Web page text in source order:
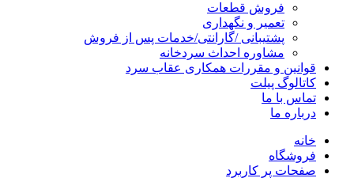
فروش قطعات
تعمیر و نگهداری
پشتیبانی /گارانتی/خدمات پس از فروش
مشاوره احداث سردخانه
قوانین و مقررات همکاری عقاب سرد
کاتالوگ پیلت
تماس با ما
درباره ما
خانه
فروشگاه
صفحات پر کاربرد